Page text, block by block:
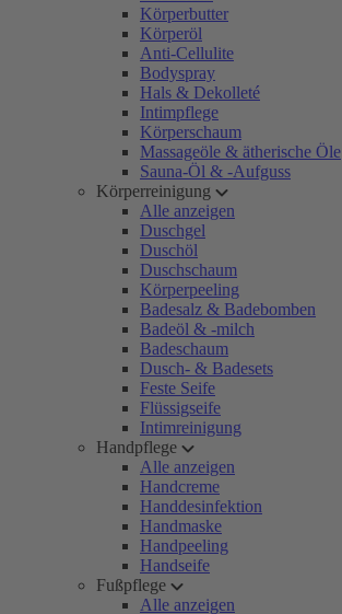
Körperbutter
Körperöl
Anti-Cellulite
Bodyspray
Hals & Dekolleté
Intimpflege
Körperschaum
Massageöle & ätherische Öle
Sauna-Öl & -Aufguss
Körperreinigung
Alle anzeigen
Duschgel
Duschöl
Duschschaum
Körperpeeling
Badesalz & Badebomben
Badeöl & -milch
Badeschaum
Dusch- & Badesets
Feste Seife
Flüssigseife
Intimreinigung
Handpflege
Alle anzeigen
Handcreme
Handdesinfektion
Handmaske
Handpeeling
Handseife
Fußpflege
Alle anzeigen